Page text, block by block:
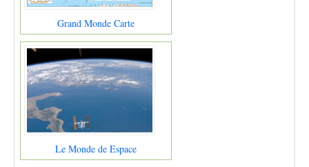
Grand Monde Carte
Le Monde de Espace